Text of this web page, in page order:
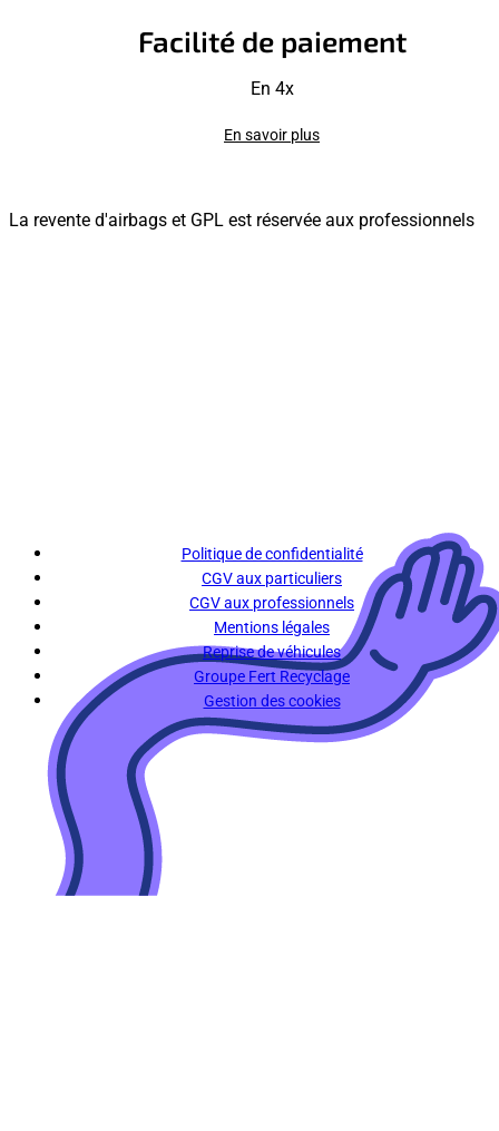
Facilité de paiement
En 4x
En savoir plus
La revente d'airbags et GPL est réservée aux professionnels
Politique de confidentialité
CGV aux particuliers
CGV aux professionnels
Mentions légales
Reprise de véhicules
Groupe Fert Recyclage
Gestion des cookies